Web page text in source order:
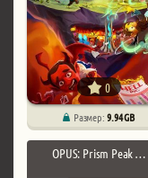
0
Размер:9.94 GB
OPUS: Prism Peak …